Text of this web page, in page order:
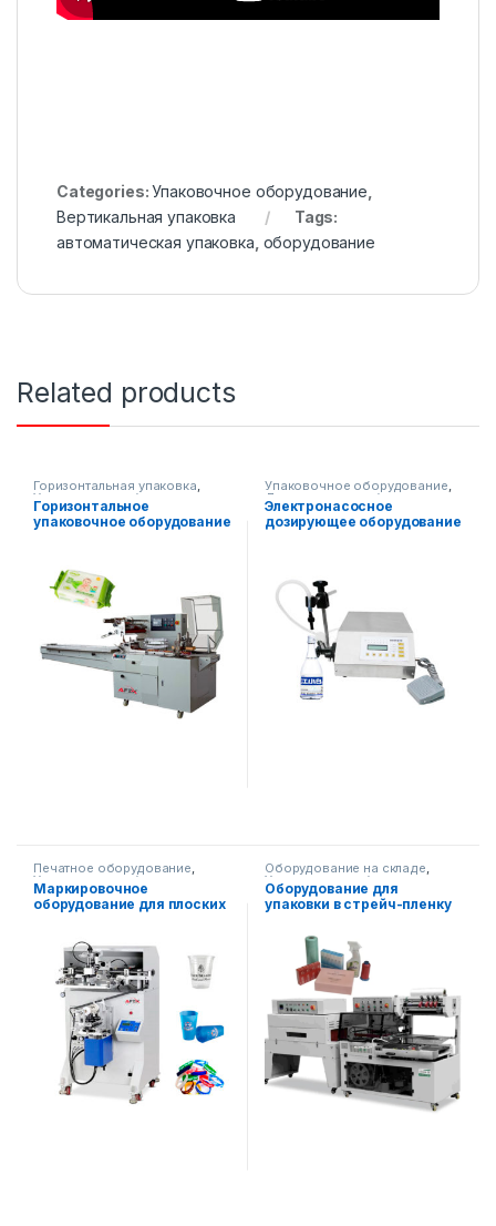
Categories:Упаковочное оборудование
Вертикальная упаковка
Tags:
автоматическая упаковка оборудование
Related products
Горизонтальная упаковка,
Упаковочное оборудование
Горизонтальное
упаковочное оборудование
Упаковочное оборудование,
Диспенсерное оборудование
Электронасосное
дозирующее оборудование
Печатное оборудование,
Упаковочное оборудование
Маркировочное
оборудование для плоских
Оборудование на складе,
Упаковочное оборудование
Оборудование для
упаковки в стрейч-пленку